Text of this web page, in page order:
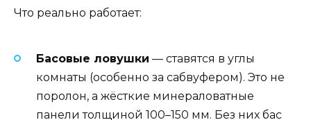
Что реально работает:
Басовые ловушки — ставятся в углы
комнаты (особенно за сабвуфером). Это не
поролон, а жёсткие минераловатные
панели толщиной 100–150 мм. Без них бас